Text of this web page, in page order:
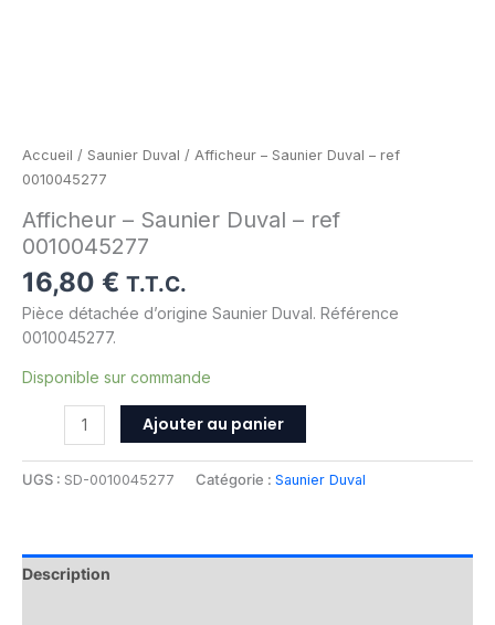
Accueil / Saunier Duval / Afficheur – Saunier Duval – ref
0010045277
Afficheur – Saunier Duval – ref
0010045277
16,80 € T.T.C.
Pièce détachée d’origine Saunier Duval. Référence
0010045277.
Disponible sur commande
Ajouter au panier
UGS : SD-0010045277 Catégorie : Saunier Duval
Description